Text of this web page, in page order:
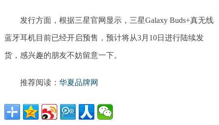
发行方面，根据三星官网显示，三星Galaxy Buds+真无线
蓝牙耳机目前已经开启预售，预计将从3月10日进行陆续发
货，感兴趣的朋友不妨留意一下。
推荐阅读： 华夏品牌网